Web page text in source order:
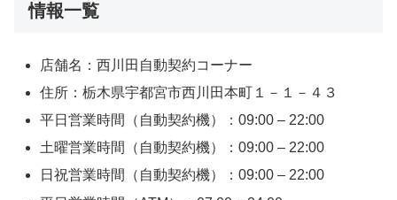
情報一覧
店舗名：西川田自動契約コーナー
住所：栃木県宇都宮市西川田本町１－１－４３
平日営業時間（自動契約機）：09:00 – 22:00
土曜営業時間（自動契約機）：09:00 – 22:00
日祝営業時間（自動契約機）：09:00 – 22:00